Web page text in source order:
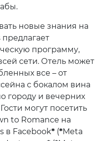
новые знания на
предлагает
программу,
сети. Отель может
все – от
с бокалом вина
городу и вечерних
могут посетить
to Romance на
в Facebook* (*Meta